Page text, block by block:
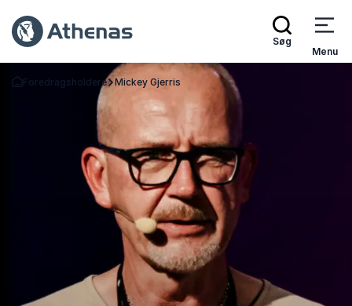
Søg
Menu
Tilbage til forsiden
Foredragsholdere Mickey Gjerris